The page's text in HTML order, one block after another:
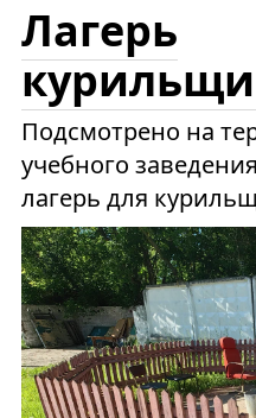
Лагерь
Подсмотрено на
учебного
лагерь для